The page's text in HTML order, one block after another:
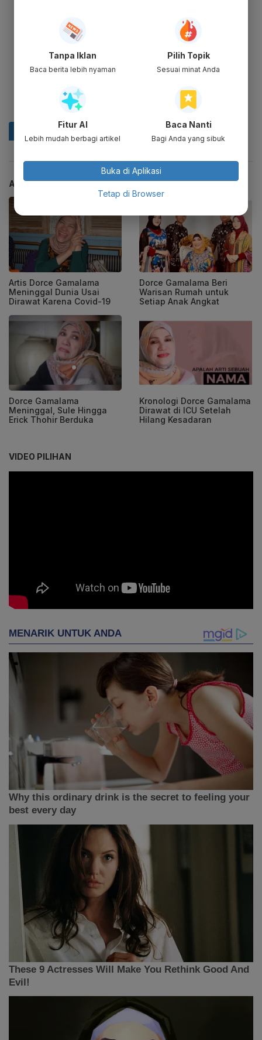
ARTIKEL TERKAIT
Artis Dorce Gamalama
Meninggal Dunia Usai
Dirawat Karena Covid-19
Dorce Gamalama Beri
Warisan Rumah untuk
Setiap Anak Angkat
Dorce Gamalama
Meninggal, Sule Hingga
Erick Thohir Berduka
Kronologi Dorce Gamalama
Dirawat di ICU Setelah
Hilang Kesadaran
VIDEO PILIHAN
Tanpa Iklan
Baca berita lebih nyaman
Pilih Topik
Sesuai minat Anda
Fitur AI
Lebih mudah berbagi artikel
Baca Nanti
Bagi Anda yang sibuk
Buka di Aplikasi
Tetap di Browser